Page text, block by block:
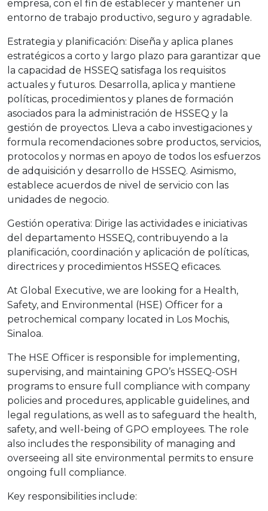
empresa, con el fin de establecer y mantener un
entorno de trabajo productivo, seguro y agradable.
Estrategia y planificación: Diseña y aplica planes
estratégicos a corto y largo plazo para garantizar que
la capacidad de HSSEQ satisfaga los requisitos
actuales y futuros. Desarrolla, aplica y mantiene
políticas, procedimientos y planes de formación
asociados para la administración de HSSEQ y la
gestión de proyectos. Lleva a cabo investigaciones y
formula recomendaciones sobre productos, servicios,
protocolos y normas en apoyo de todos los esfuerzos
de adquisición y desarrollo de HSSEQ. Asimismo,
establece acuerdos de nivel de servicio con las
unidades de negocio.
Gestión operativa: Dirige las actividades e iniciativas
del departamento HSSEQ, contribuyendo a la
planificación, coordinación y aplicación de políticas,
directrices y procedimientos HSSEQ eficaces.
At Global Executive, we are looking for a Health,
Safety, and Environmental (HSE) Officer for a
petrochemical company located in Los Mochis,
Sinaloa.
The HSE Officer is responsible for implementing,
supervising, and maintaining GPO’s HSSEQ-OSH
programs to ensure full compliance with company
policies and procedures, applicable guidelines, and
legal regulations, as well as to safeguard the health,
safety, and well-being of GPO employees. The role
also includes the responsibility of managing and
overseeing all site environmental permits to ensure
ongoing full compliance.
Key responsibilities include: